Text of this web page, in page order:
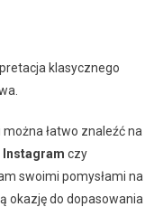
klasycznego
łatwo znaleźć na
Instagram czy
swoimi pomysłami na
okazję do dopasowania